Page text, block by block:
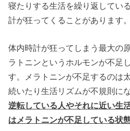
寝たりする生活を繰り返してい
計が狂ってくることがあります。
体内時計が狂ってしまう最大の
ラトニンというホルモンが不足
す。メラトニンが不足するのは
続いたり生活リズムが不規則に
逆転している人やそれに近い生
はメラトニンが不足している状